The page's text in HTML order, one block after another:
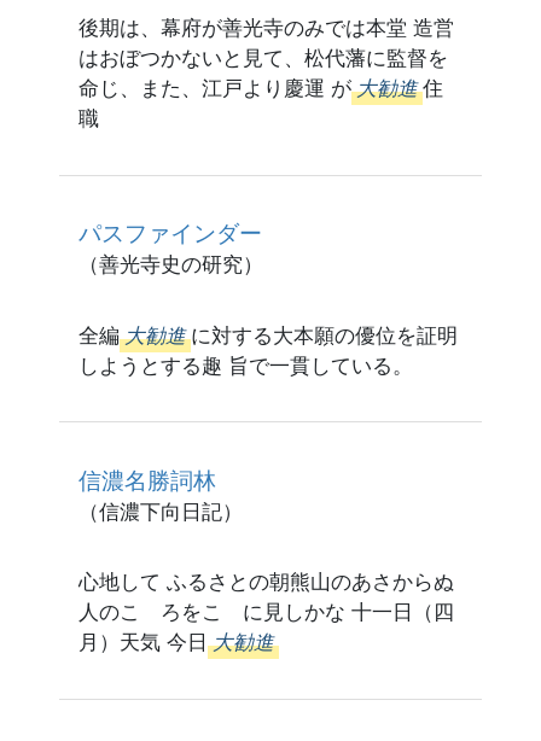
後期は、幕府が善光寺のみでは本堂 造営
はおぼつかないと見て、松代藩に監督を
命じ、また、江戸より慶運 が 大勧進 住
職
パスファインダー
（善光寺史の研究）
全編 大勧進 に対する大本願の優位を証明
しようとする趣 旨で一貫している。
信濃名勝詞林
（信濃下向日記）
心地して ふるさとの朝熊山のあさからぬ
人のこゝろをこゝに見しかな 十一日（四
月）天気 今日 大勧進